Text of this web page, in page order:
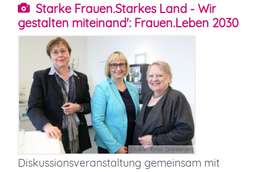
Starke Frauen.Starkes Land - Wir
gestalten miteinand': Frauen.Leben 2030
(Quelle: Ernst Grilnberger)
Diskussionsveranstaltung gemeinsam mit